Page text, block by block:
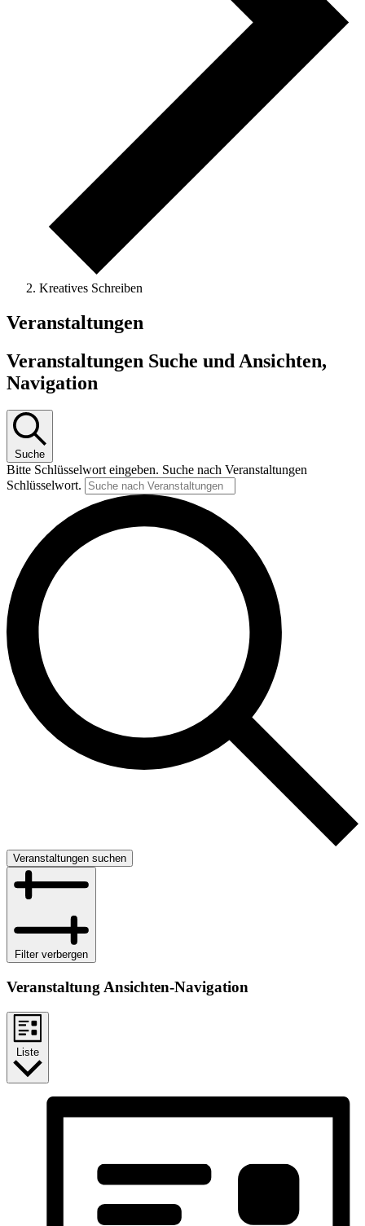
Kreatives Schreiben
Veranstaltungen
Veranstaltungen Suche und Ansichten,
Navigation
Suche
Bitte Schlüsselwort eingeben. Suche nach Veranstaltungen
Schlüsselwort.
Veranstaltungen suchen
Filter verbergen
Veranstaltung Ansichten-Navigation
Liste